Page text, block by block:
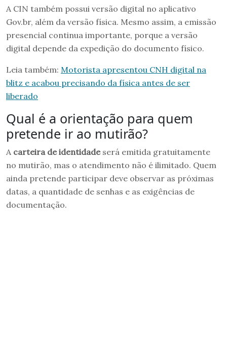
A CIN também possui versão digital no aplicativo
Gov.br, além da versão física. Mesmo assim, a emissão
presencial continua importante, porque a versão
digital depende da expedição do documento físico.
Leia também: Motorista apresentou CNH digital na
blitz e acabou precisando da física antes de ser
liberado
Qual é a orientação para quem
pretende ir ao mutirão?
A carteira de identidadeserá emitida gratuitamente
no mutirão, mas o atendimento não é ilimitado. Quem
ainda pretende participar deve observar as próximas
datas, a quantidade de senhas e as exigências de
documentação.